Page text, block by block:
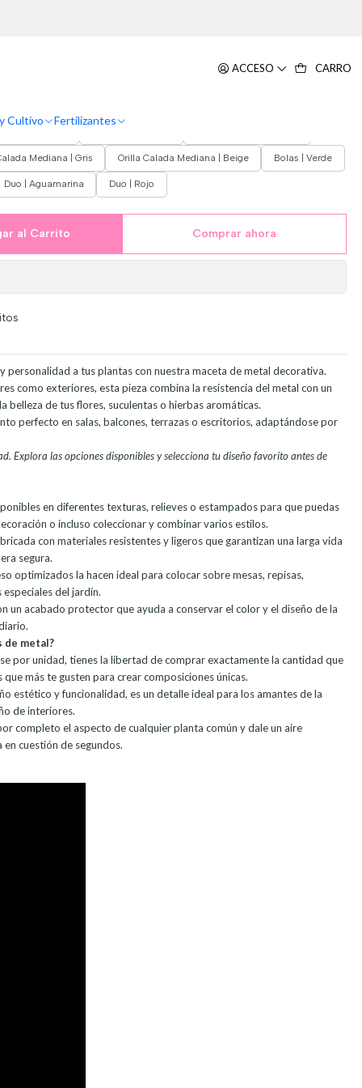
ACCESO CARRO
Cultivo Fertilizantes
Para Jardín Y Hogar
Mediana | Gris Orilla Calada Mediana | Beige Bolas | Verde
Duo | Aguamarina Duo | Rojo
al Carrito Comprar ahora
personalidad a tus plantas con nuestra maceta de metal decorativa.
como exteriores, esta pieza combina la resistencia del metal con un
belleza de tus flores, suculentas o hierbas aromáticas.
perfecto en salas, balcones, terrazas o escritorios, adaptándose por
Explora las opciones disponibles y selecciona tu diseño favorito antes de
en diferentes texturas, relieves o estampados para que puedas
o incluso coleccionar y combinar varios estilos.
con materiales resistentes y ligeros que garantizan una larga vida
segura.
optimizados la hacen ideal para colocar sobre mesas, repisas,
del jardín.
un acabado protector que ayuda a conservar el color y el diseño de la
de metal?
por unidad, tienes la libertad de comprar exactamente la cantidad que
más te gusten para crear composiciones únicas.
estético y funcionalidad, es un detalle ideal para los amantes de la
de interiores.
completo el aspecto de cualquier planta común y dale un aire
cuestión de segundos.